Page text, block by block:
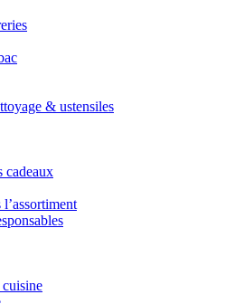
& ustensiles
cadeaux